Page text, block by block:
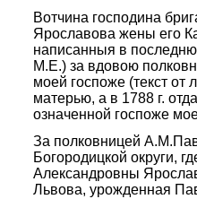
Вотчина господина
Ярославова жены его
написанныя в
М.Е.) за вдовою
моей госпоже (текст от
матерью, а в 1788 г.
означенной госпоже
За полковницей
Богородицкой округи,
Александровны
Львова, урожденная